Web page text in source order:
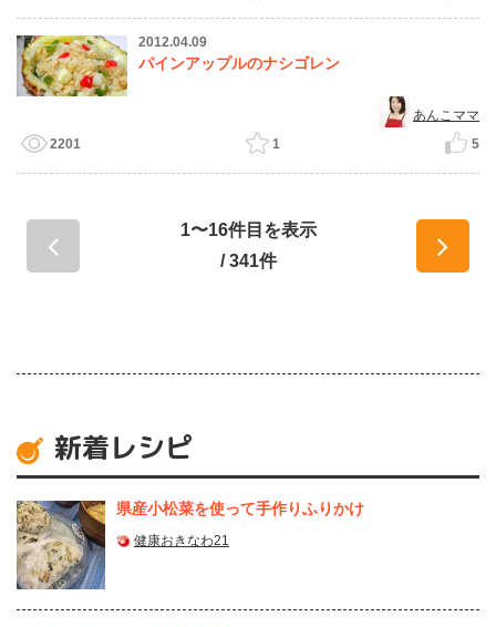
2012.04.09
パインアップルのナシゴレン
あんこママ
2201
1 5
1〜16件目を表示
/ 341件
新着レシピ
県産⼩松菜を使って⼿作りふりかけ
健康おきなわ21